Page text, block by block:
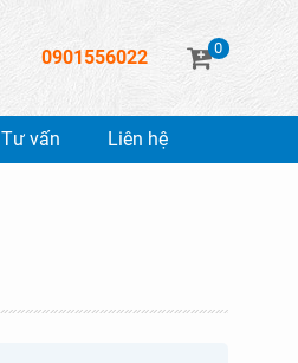
0901556022 0
Tư vấn Liên hệ